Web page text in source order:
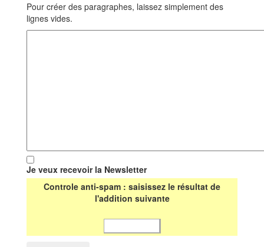
Pour créer des paragraphes, laissez simplement des
lignes vides.
Je veux recevoir la Newsletter
Controle anti-spam : saisissez le résultat de
l'addition suivante